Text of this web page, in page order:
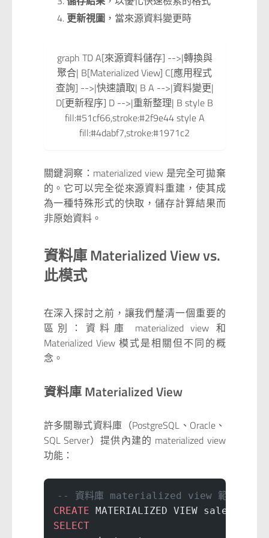
更新視圖，當來源資料變更時
graph TD A[來源資料儲存] -->|轉換與
聚合| B[Materialized View] C[應用程式
查詢] -->|快速讀取| B A -->|資料變更|
D[更新程序] D -->|重新整理| B style B
fill:#51cf66,stroke:#2f9e44 style A
fill:#4dabf7,stroke:#1971c2
關鍵洞察：materialized view 是完全可拋棄
的。它可以完全從來源資料重建，使其成
為一種特殊形式的快取，儲存計算結果而
非原始資料。
資料庫 Materialized View vs.
此模式
在深入探討之前，讓我們釐清一個重要的
區別：資料庫 materialized view 和
Materialized View 模式是相關但不同的概
念。
資料庫 Materialized View
許多關聯式資料庫（PostgreSQL、Oracle、
SQL Server）提供內建的 materialized view
功能：
-- 資料庫 materialized view 範例
CREATE MATERIALIZED VIEW
SELECT